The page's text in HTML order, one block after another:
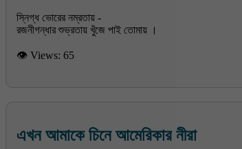
স্নিগ্ধ ভোরের নম্রতায় -
👁 Views: 65
এখন আমাকে চিনে আমেরিকার নীরা